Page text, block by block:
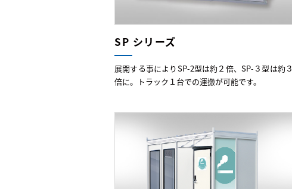
SP シリーズ
展開する事によりSP-2型は約２倍、SP-３型は約３
倍に。トラック１台での運搬が可能です。